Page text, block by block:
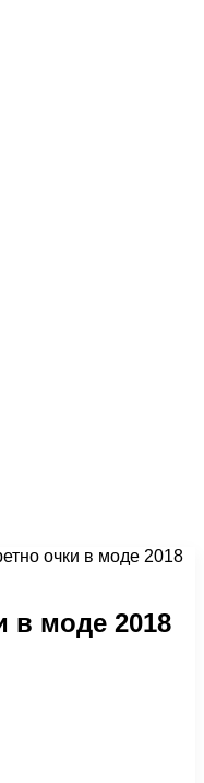
очки в моде 2018
в моде 2018